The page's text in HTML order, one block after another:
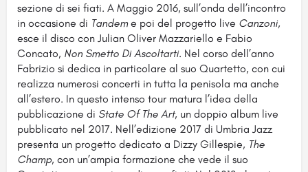
sezione di sei fiati. A Maggio 2016, sull’onda dell’incontro
in occasione di Tandeme poi del progetto live Canzoni,
esce il disco con Julian Oliver Mazzariello e Fabio
Concato, Non Smetto Di Ascoltarti. Nel corso dell’anno
Fabrizio si dedica in particolare al suo Quartetto, con cui
realizza numerosi concerti in tutta la penisola ma anche
all’estero. In questo intenso tour matura l’idea della
pubblicazione di State Of The Art, un doppio album live
pubblicato nel 2017. Nell’edizione 2017 di Umbria Jazz
presenta un progetto dedicato a Dizzy Gillespie, The
Champ, con un’ampia formazione che vede il suo